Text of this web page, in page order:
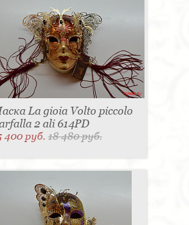
La gioia Volto piccolo
2 ali 614PD
400 руб.18 480 руб.